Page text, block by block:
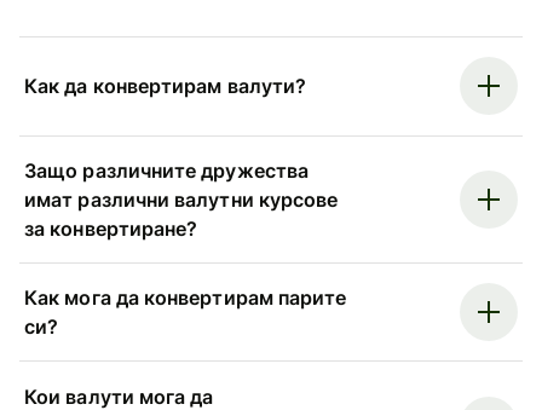
Как да конвертирам валути?
Защо различните дружества
имат различни валутни курсове
за конвертиране?
Как мога да конвертирам парите
си?
Кои валути мога да